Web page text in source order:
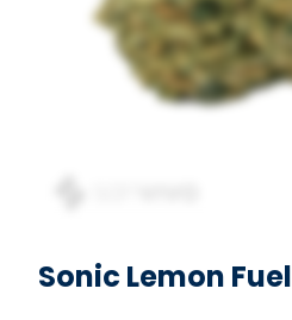
Sonic Lemon Fuel